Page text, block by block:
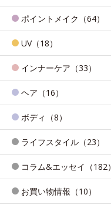
ポイントメイク（64）
UV（18）
インナーケア（33）
ヘア（16）
ボディ（8）
ライフスタイル（23）
コラム&エッセイ（182）
お買い物情報（10）